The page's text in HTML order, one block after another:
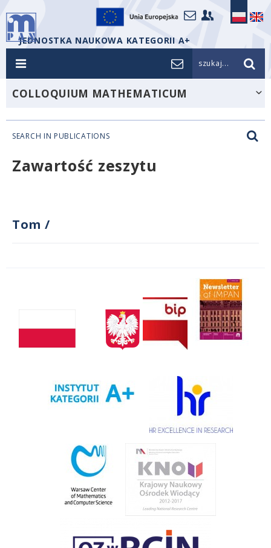
JEDNOSTKA NAUKOWA KATEGORII A+
szukaj...
COLLOQUIUM MATHEMATICUM
SEARCH IN PUBLICATIONS
Zawartość zeszytu
Tom /